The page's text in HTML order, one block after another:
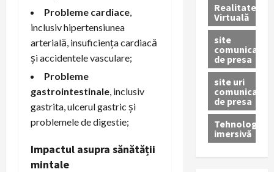
Probleme cardiace
inclusiv hipertensiunea
arterială, insuficiența cardiacă
și accidentele vasculare;
Probleme
gastrointestinale , inclusiv
gastrita, ulcerul gastric și
problemele de digestie;
Impactul asupra sănătății
mintale
Realitatea
Virtuală
site
comunicate
de presa
site uri
comunicate
de presa
Tehnologie
imersivă